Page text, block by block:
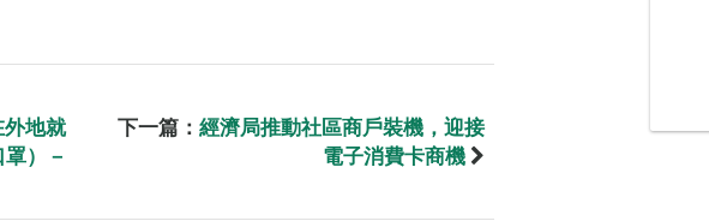
外地就
）－
下一篇： 經濟局推動社區商戶裝機，迎接
電子消費卡商機